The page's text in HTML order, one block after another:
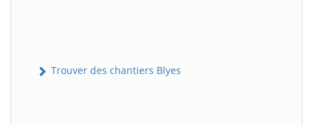
Trouver des chantiers Blyes